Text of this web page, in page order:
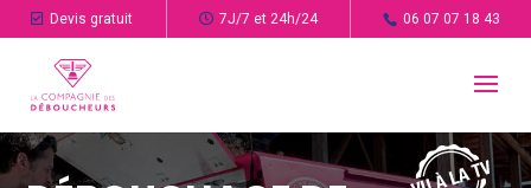
Devis gratuit 7J/7 et 24h/24 06 07 07 18 43